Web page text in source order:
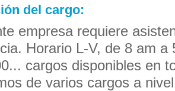
del cargo:
empresa requiere
Horario L-V, de 8 am a
cargos disponibles en
de varios cargos a